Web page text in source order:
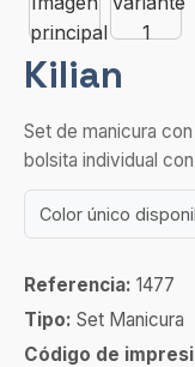
Kilian
Set de manicura
bolsita individual
Color único
Referencia: 1477
Tipo: Set Manicura
Código de